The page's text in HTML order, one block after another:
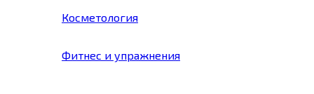
Косметология
Фитнес и упражнения